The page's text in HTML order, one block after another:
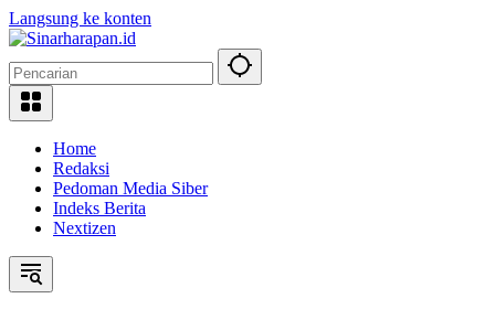
Langsung ke konten
Home
Redaksi
Pedoman Media Siber
Indeks Berita
Nextizen